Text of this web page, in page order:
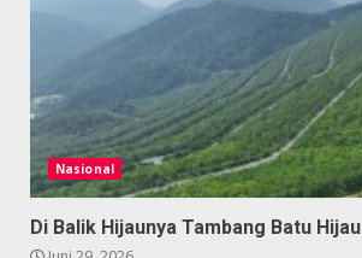
Nasional
Di Balik Hijaunya Tambang Batu Hijau